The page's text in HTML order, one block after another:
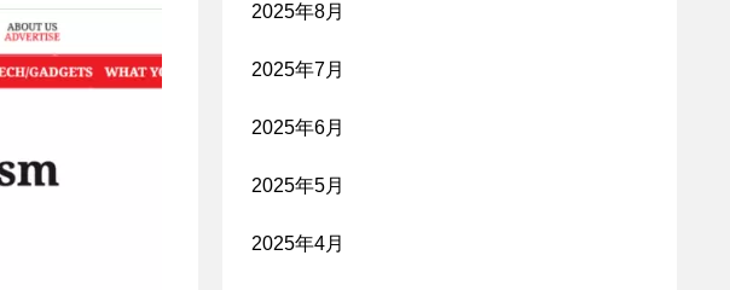
2025年8月
2025年7月
2025年6月
2025年5月
2025年4月